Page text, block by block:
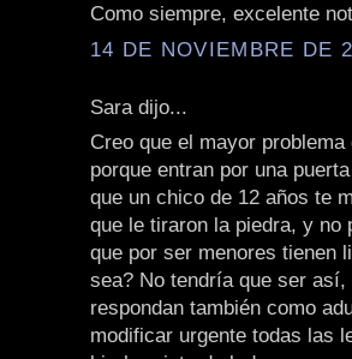
Como siempre, excelente
14 DE NOVIEMBRE DE
Sara dijo...
Creo que el mayor
porque entran por una
que un chico de 12 años te
que le tiraron la piedra, y no
que por ser menores tienen
sea? No tendría que ser
respondan también como
modificar urgente todas las